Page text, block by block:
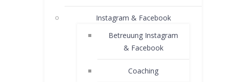
Instagram & Facebook
Betreuung Instagram
& Facebook
Coaching